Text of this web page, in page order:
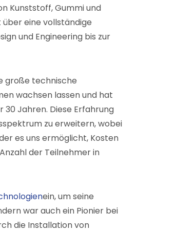
Kunststoff, Gummi und
eine vollständige
und Engineering bis zur
große technische
wachsen lassen und hat
30 Jahren. Diese Erfahrung
zu erweitern, wobei
es uns ermöglicht, Kosten
der Teilnehmer in
ein, um seine
war auch ein Pionier bei
die Installation von